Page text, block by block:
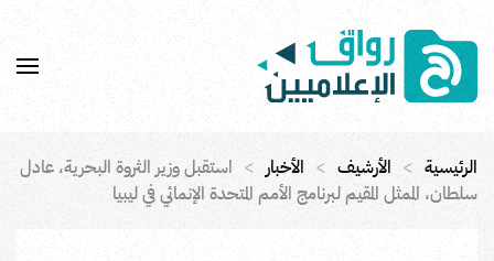
Skip to main content
الرئيسية الأرشيف الأخبار
استقبل وزير الثروة البحرية، عادل
سلطان، الممثل المقيم لبرنامج الأمم المتحدة الإنمائي في ليبيا